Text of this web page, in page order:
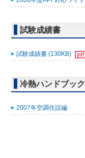
試験成績書
試験成績書 (130KB)
冷熱ハンドブック
2007年空調住設編